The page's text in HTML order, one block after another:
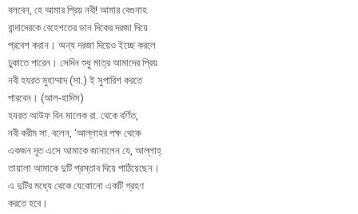
বলবেন, হে আমার প্রিয় নবী! আমার বেগুনাহ
বান্দাদেরকে বেহেশতের ডান দিকের দরজা দিয়ে
প্রবেশ করান। অন্য দরজা দিয়েও ইচ্ছে করলে
ঢুকাতে পারেন। সেদিন শুধু মাত্র আমাদের প্রিয়
নবী হযরত মুহাম্মাদ (সা.) ই সুপারিশ করতে
পারবেন। (আল-হাদিস)
হযরত আউফ বিন মালেক রা. থেকে বর্ণিত,
নবী করীম সা. বলেন, ‘আল্লাহর পক্ষ থেকে
একজন দূত এসে আমাকে জানালেন যে, আল্লাহ্
তায়ালা আমাকে দুটি প্রস্তাব দিয়ে পাঠিয়েছেন।
এ দুটির মধ্যে থেকে যেকোনো একটি গ্রহণ
করতে হবে।